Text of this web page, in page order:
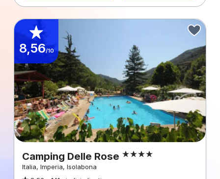
8,56/10
Camping Delle Rose
Italia, Imperia, Isolabona